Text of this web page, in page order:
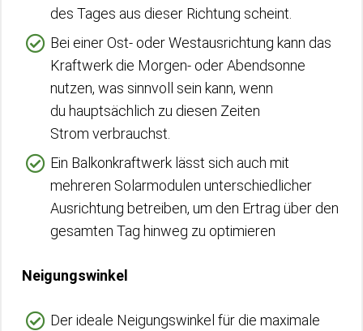
des Tages aus dieser Richtung scheint.
Bei einer Ost- oder Westausrichtung kann das
Kraftwerk die Morgen- oder Abendsonne
nutzen, was sinnvoll sein kann, wenn
du hauptsächlich zu diesen Zeiten
Strom verbrauchst.
Ein Balkonkraftwerk lässt sich auch mit
mehreren Solarmodulen unterschiedlicher
Ausrichtung betreiben, um den Ertrag über den
gesamten Tag hinweg zu optimieren
Neigungswinkel
Der ideale Neigungswinkel für die maximale